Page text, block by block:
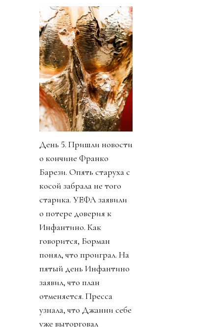
День 5. Пришли новости
о кончине Франко
Барези. Опять старуха с
косой забрала не того
старика. УЕФА заявили
о потере доверия к
Инфантино. Как
говорится, Борман
понял, что проиграл. На
пятый день Инфантино
заявил, что план
отменяется. Пресса
узнала, что Джанни себе
уже выторговал